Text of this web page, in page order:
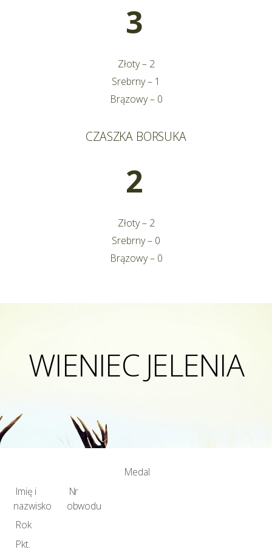
3
Złoty – 2
Srebrny – 1
Brązowy – 0
CZASZKA BORSUKA
2
Złoty – 2
Srebrny – 0
Brązowy – 0
WIENIEC JELENIA
Medal
Imię i
nazwisko
Nr
obwodu
Rok
Pkt.